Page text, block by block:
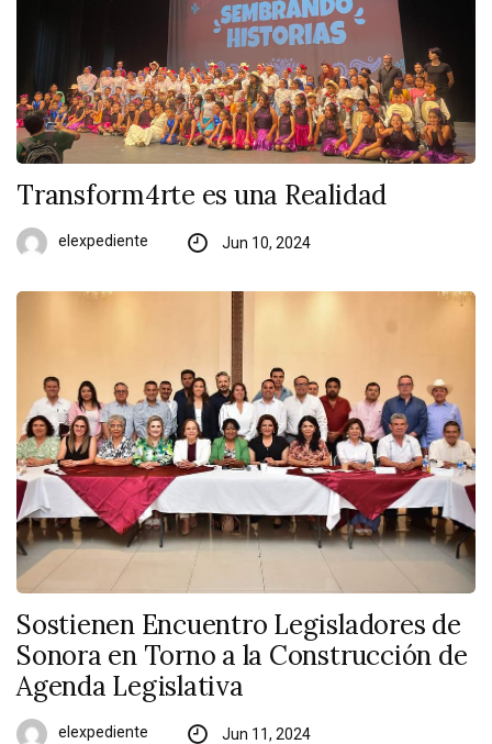
Transform4rte es una Realidad
elexpediente Jun 10, 2024
Sostienen Encuentro Legisladores de
Sonora en Torno a la Construcción de
Agenda Legislativa
elexpediente Jun 11, 2024